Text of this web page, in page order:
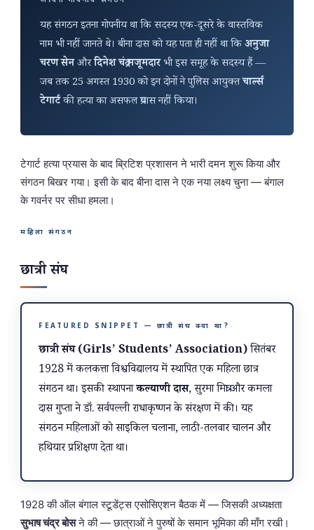
यह संगठन इतना गोपनीय था कि सदस्य एक-दूसरे के वास्तविक
नाम भी नहीं जानते थे। बीना दास को यह पता ही नहीं था किअनुजा
चरण सेनऔरदिनेश चंद्र मजूमदारभी इस समूह के सदस्य हैं —
जब तक 25 अगस्त 1930 को इन दोनों ने पुलिस आयुक्तचार्ल्स
टेगार्टकी हत्या का असफल प्रयास नहीं किया।
टेगार्ट हत्या प्रयास के बाद ब्रिटिश प्रशासन ने भारी दमन शुरू किया और
संगठन बिखर गया। इसी के बाद बीना दास ने एक नया लक्ष्य चुना — बंगाल
के गवर्नर पर सीधा हमला।
महिला संगठन
छात्री संघ
FEATURED SNIPPET — छात्री संघ क्या था?
छात्री संघ (Girls’ Students’ Association)सितंबर
1928 में कलकत्ता विश्वविद्यालय में स्थापित एक महिला छात्र
संगठन था। इसकी स्थापनाकल्याणी दास, सुरमा मित्रा और कमला
दास गुप्ता ने डॉ. सर्वपल्ली राधाकृष्णन के संरक्षण में की। यह
संगठन महिलाओं को साइकिल चलाना, लाठी-तलवार चालन और
हथियार प्रशिक्षण देता था।
1928 की ऑल बंगाल स्टूडेंट्स एसोसिएशन बैठक में — जिसकी अध्यक्षता
सुभाष चंद्र बोसने की — छात्राओं ने पुरुषों के समान भूमिका की माँग रखी।